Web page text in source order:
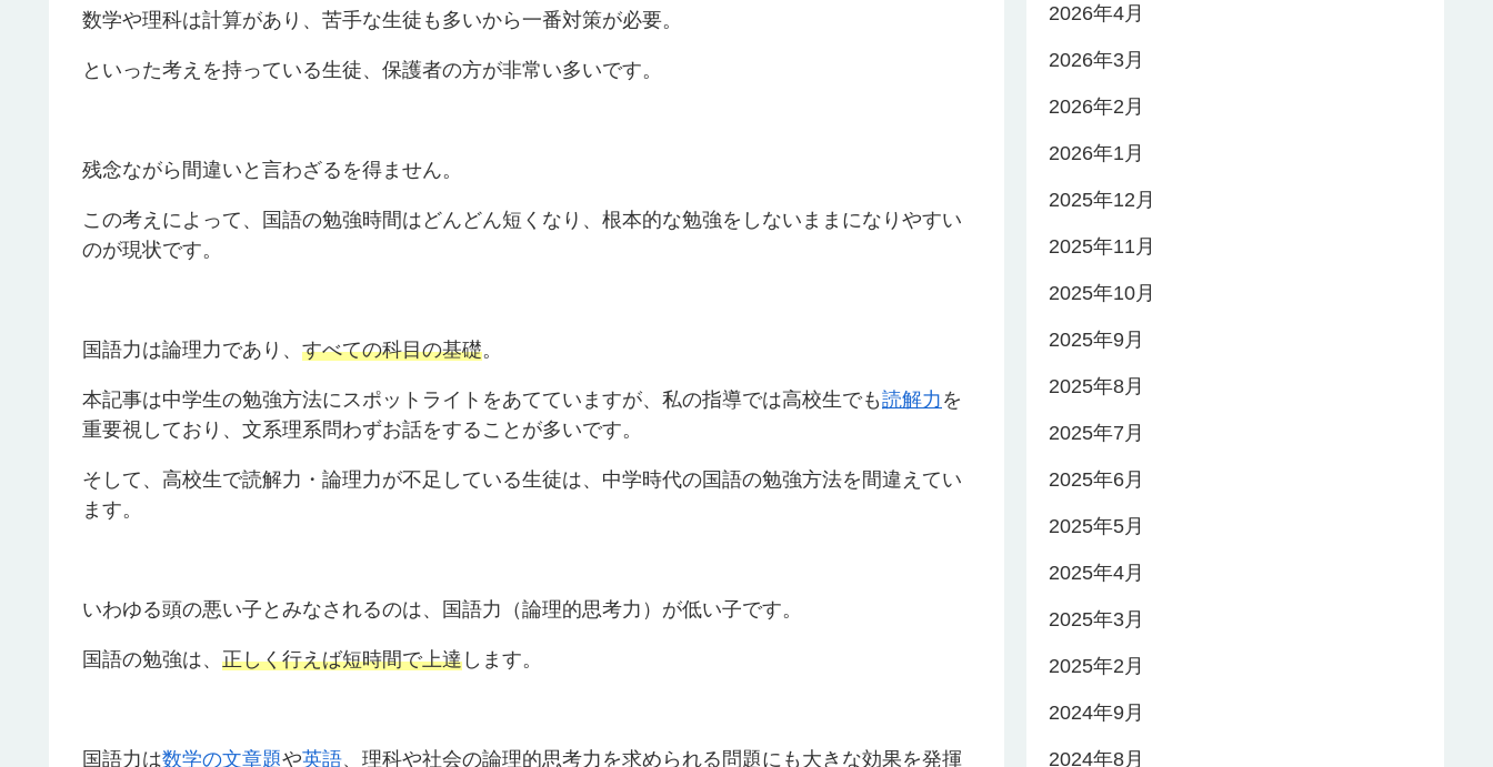
数学や理科は計算があり、苦手な生徒も多いから一番対策が必要。
といった考えを持っている生徒、保護者の方が非常い多いです。
残念ながら間違いと言わざるを得ません。
この考えによって、国語の勉強時間はどんどん短くなり、根本的な勉強をしないままになりやすい
のが現状です。
国語力は論理力であり、 すべての科目の基礎。
本記事は中学生の勉強方法にスポットライトをあてていますが、私の指導では高校生でも読解力 を
重要視しており、文系理系問わずお話をすることが多いです。
そして、高校生で読解力・論理力が不足している生徒は、中学時代の国語の勉強方法を間違えてい
ます。
いわゆる頭の悪い子とみなされるのは、国語力（論理的思考力）が低い子です。
国語の勉強は、 正しく行えば短時間で上達 します。
国語力は数学の文章題や英語、理科や社会の論理的思考力を求められる問題にも大きな効果を発揮
2026年4月
2026年3月
2026年2月
2026年1月
2025年12月
2025年11月
2025年10月
2025年9月
2025年8月
2025年7月
2025年6月
2025年5月
2025年4月
2025年3月
2025年2月
2024年9月
2024年8月